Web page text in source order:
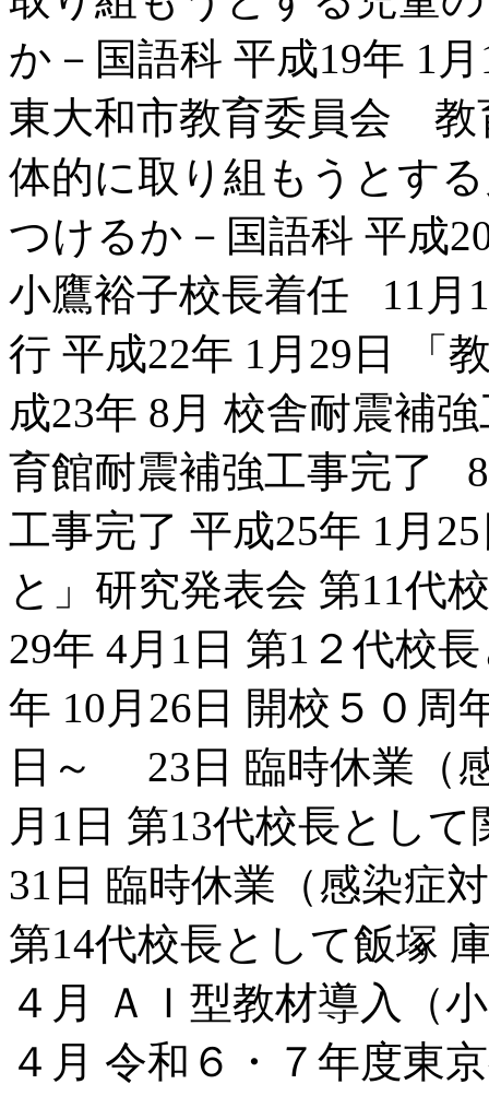
か－国語科 平成19年 1
東大和市教育委員会 教
体的に取り組もうとす
つけるか－国語科 平成
小鷹裕子校長着任 11月
行 平成22年 1月29日 「
成23年 8月 校舎耐震補
育館耐震補強工事完了
工事完了 平成25年 1月
と」研究発表会 第11代
29年 4月1日 第1２代校
年 10月26日 開校５０周
日～ 23日 臨時休業（
月1日 第13代校長とし
31日 臨時休業（感染症
第14代校長として
４月 ＡＩ型教材導入（
４月 令和６・７年度東